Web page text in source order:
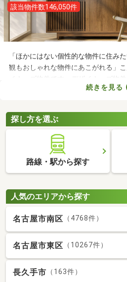
該当物件数146,050件
「ほかにはない個性的な物件に住み
観もおしゃれな物件にあこがれる」
イナーズ物件です。デザイナーズ物
が詰められたおしゃれな建物である
くださいね。
続きを見る
探し方を選ぶ
路線・駅から探す
人気のエリアから探す
名古屋市南区 （4768件）
名古屋市東区 （10267件）
長久手市 （163件）